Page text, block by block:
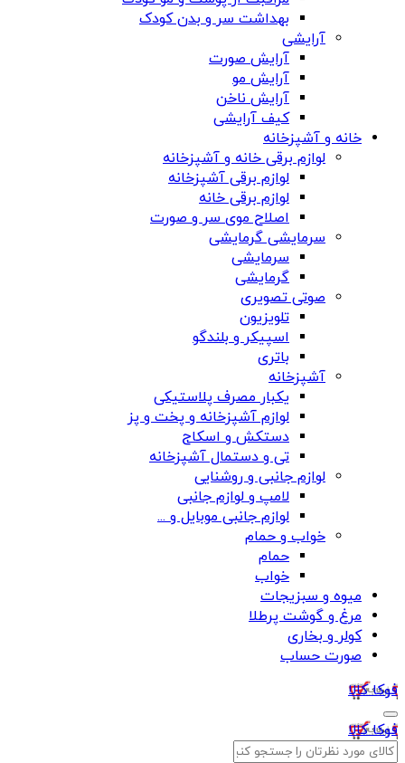
بهداشت سر و بدن کودک
آرایشی
آرایش صورت
آرایش مو
آرایش ناخن
کیف آرایشی
خانه و آشپزخانه
لوازم برقی خانه و آشپزخانه
لوازم برقی آشپزخانه
لوازم برقی خانه
اصلاح موی سر و صورت
سرمایشی گرمایشی
سرمایشی
گرمایشی
صوتی تصویری
تلویزیون
اسپیکر و بلندگو
باتری
آشپزخانه
یکبار مصرف پلاستیکی
لوازم آشپزخانه و پخت و پز
دستکش و اسکاج
تی و دستمال آشپزخانه
لوازم جانبی و روشنایی
لامپ و لوازم جانبی
لوازم جانبی موبایل و ...
خواب و حمام
حمام
خواب
میوه و سبزیجات
مرغ و گوشت پرطلا
کولر و بخاری
صورت حساب
فوکا کالا
فوکا کالا